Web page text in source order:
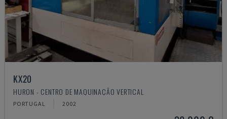
KX20
HURON - CENTRO DE MAQUINAÇÃO VERTICAL
PORTUGAL 2002